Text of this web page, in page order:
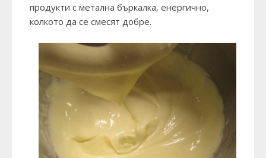
продукти с метална бъркалка, енергично,
колкото да се смесят добре.